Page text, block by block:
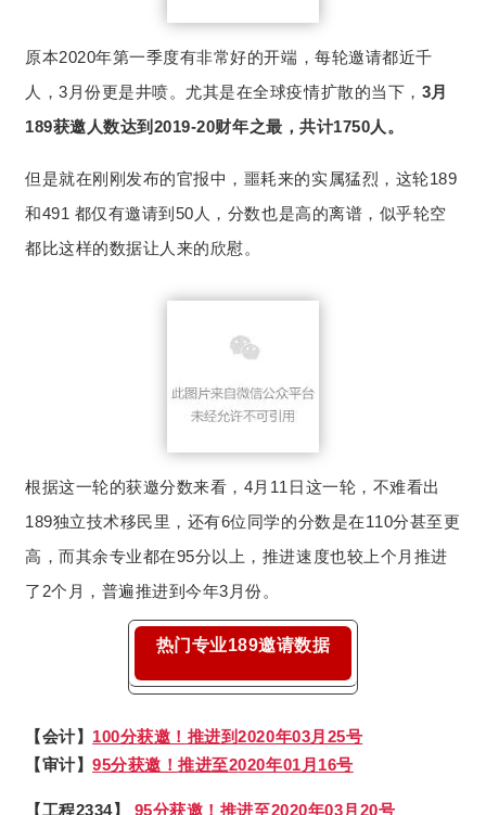
原本2020年第一季度有非常好的开端，每轮邀请都近千
人，3月份更是井喷。尤其是在全球疫情扩散的当下， 3月
189获邀人数达到2019-20财年之最，共计1750人。
但是就在刚刚发布的官报中，噩耗来的实属猛烈，这轮189
和491 都仅有邀请到50人，分数也是高的离谱，似乎轮空
都比这样的数据让人来的欣慰。
根据这一轮的获邀分数来看，4月11日这一轮，不难看出
189独立技术移民里，还有6位同学的分数是在110分甚至更
高，而其余专业都在95分以上， 推进速度也较上个月推进
了2个月，普遍推进到今年3月份。
热门专业189邀请数据
【会计】 100分获邀！ 推进到2020年03月25号
【审计】95分获邀！推进至2020年01月16号
【工程2334】 95分获邀！ 推进至2020年03月20号